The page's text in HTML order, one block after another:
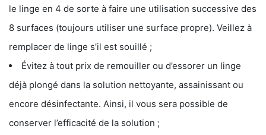
le linge en 4 de sorte à faire une utilisation successive des
8 surfaces (toujours utiliser une surface propre). Veillez à
remplacer de linge s’il est souillé ;
Évitez à tout prix de remouiller ou d’essorer un linge
déjà plongé dans la solution nettoyante, assainissant ou
encore désinfectante. Ainsi, il vous sera possible de
conserver l’efficacité de la solution ;